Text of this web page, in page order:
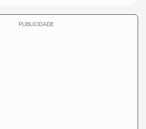
PUBLICIDADE